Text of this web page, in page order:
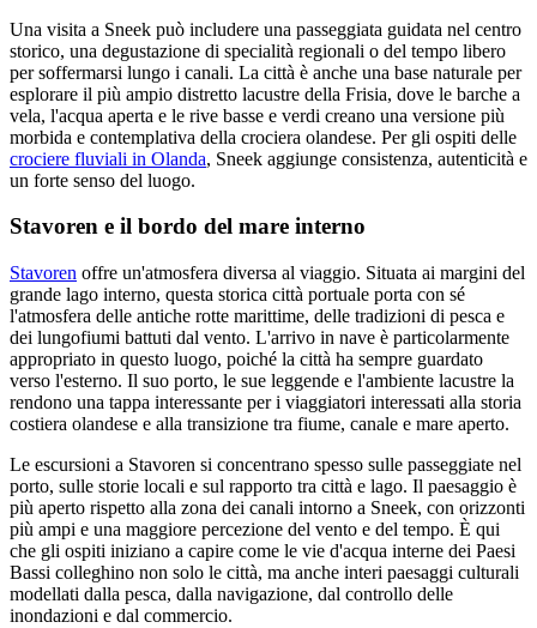
Una visita a Sneek può includere una passeggiata guidata nel centro
storico, una degustazione di specialità regionali o del tempo libero
per soffermarsi lungo i canali. La città è anche una base naturale per
esplorare il più ampio distretto lacustre della Frisia, dove le barche a
vela, l'acqua aperta e le rive basse e verdi creano una versione più
morbida e contemplativa della crociera olandese. Per gli ospiti delle
crociere fluviali in Olanda, Sneek aggiunge consistenza, autenticità e
un forte senso del luogo.
Stavoren e il bordo del mare interno
Stavoren offre un'atmosfera diversa al viaggio. Situata ai margini del
grande lago interno, questa storica città portuale porta con sé
l'atmosfera delle antiche rotte marittime, delle tradizioni di pesca e
dei lungofiumi battuti dal vento. L'arrivo in nave è particolarmente
appropriato in questo luogo, poiché la città ha sempre guardato
verso l'esterno. Il suo porto, le sue leggende e l'ambiente lacustre la
rendono una tappa interessante per i viaggiatori interessati alla storia
costiera olandese e alla transizione tra fiume, canale e mare aperto.
Le escursioni a Stavoren si concentrano spesso sulle passeggiate nel
porto, sulle storie locali e sul rapporto tra città e lago. Il paesaggio è
più aperto rispetto alla zona dei canali intorno a Sneek, con orizzonti
più ampi e una maggiore percezione del vento e del tempo. È qui
che gli ospiti iniziano a capire come le vie d'acqua interne dei Paesi
Bassi colleghino non solo le città, ma anche interi paesaggi culturali
modellati dalla pesca, dalla navigazione, dal controllo delle
inondazioni e dal commercio.